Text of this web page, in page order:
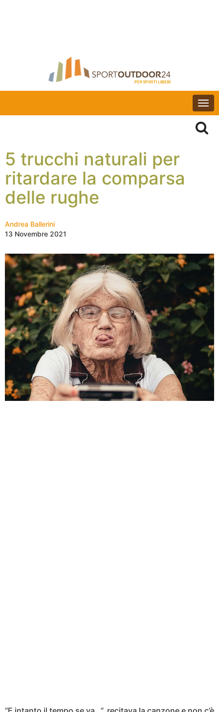
5 trucchi naturali per
ritardare la comparsa
delle rughe
Andrea Ballerini
13 Novembre 2021